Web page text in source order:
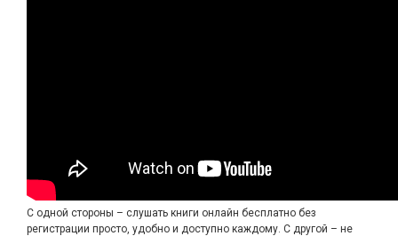
С одной стороны – слушать книги онлайн бесплатно без
регистрации просто, удобно и доступно каждому. С другой – не